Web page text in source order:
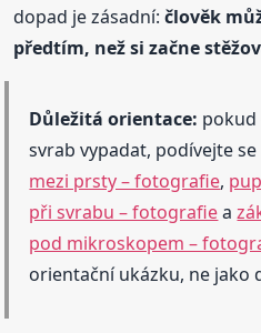
dopad je zásadní:člověk
předtím, než si začne
Důležitá orientace: pokud
svrab vypadat, podívejte se
mezi prsty – fotografie,
při svrabu – fotografiea
pod mikroskopem –
orientační ukázku, ne jako